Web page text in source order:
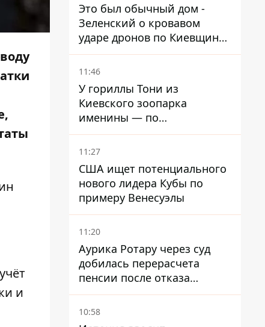
и
Это был обычный дом -
Зеленский о кровавом
ударе дронов по Киевщине,
где погибли дедушка,
бабушка и их малолетний
11:46
У гориллы Тони из
Киевского зоопарка
именины — по
человеческим меркам ему
уже больше 90 лет
11:27
США ищет потенциального
нового лидера Кубы по
примеру Венесуэлы
11:20
Аурика Ротару через суд
добилась перерасчета
пенсии после отказа
Пенсионного фонда
10:58